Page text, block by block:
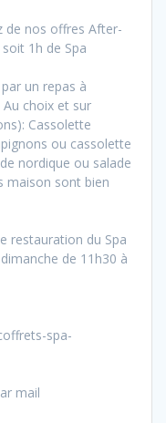
de nos offres After-
1h de Spa
un repas à
Au choix et sur
Cassolette
ou cassolette
nordique ou salade
maison sont bien
restauration du Spa
de 11h30 à
spa-
mail